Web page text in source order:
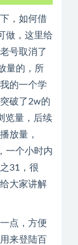
，如何借
做，这里给
号取消了
量的，所
的一个学
破了2w的
览量，后续
放量，
一个小时内
31，很
大家讲解
点，方便
来登陆百